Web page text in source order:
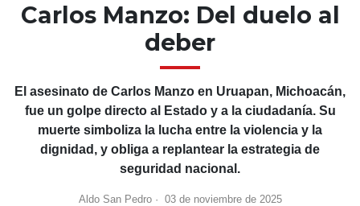
Carlos Manzo: Del duelo al
deber
El asesinato de Carlos Manzo en Uruapan, Michoacán,
fue un golpe directo al Estado y a la ciudadanía. Su
muerte simboliza la lucha entre la violencia y la
dignidad, y obliga a replantear la estrategia de
seguridad nacional.
Aldo San Pedro· 03 de noviembre de 2025